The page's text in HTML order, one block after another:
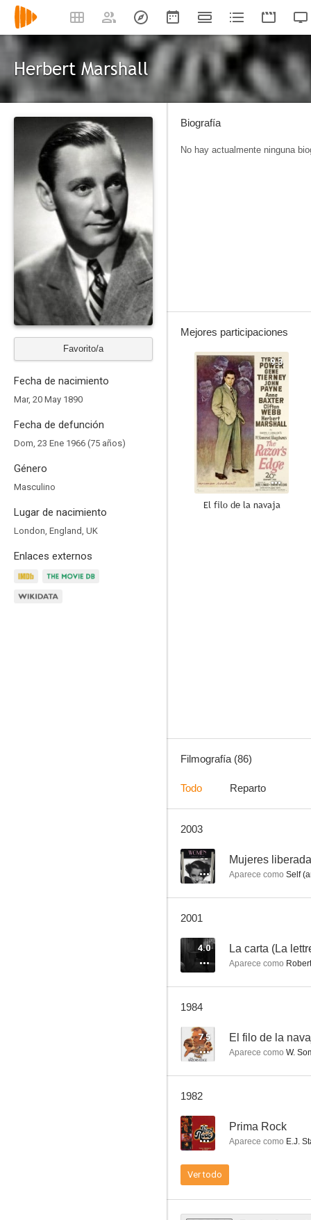
Herbert Marshall
Favorito/a
Fecha de nacimiento
Mar, 20 May 1890
Fecha de defunción
Dom, 23 Ene 1966 (75 años)
Género
Masculino
Lugar de nacimiento
London, England, UK
Enlaces externos
Biografía
No hay actualmente ninguna
Mejores participaciones
9.3
El filo de la navaja
7.3
Filmografía (86)
Todo Reparto
2003
-- Mujeres
Aparece como Self
2001
4.0 La carta (La
Aparece como
1984
7.5 El filo de la
Aparece como W.
1982
-- Prima Rock
Aparece como E.J.
Ver todo